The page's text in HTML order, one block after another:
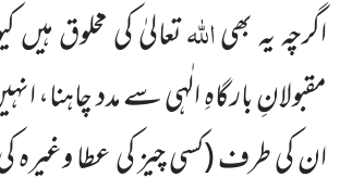
اگرچہ یہ بھیاللہتعالیٰ کی مخلوق ہیں
مقبولانِ بارگاہِ الٰہی سے مدد چاہنا،
ان کی طرف(کسی چیز کی عطا وغیرہ